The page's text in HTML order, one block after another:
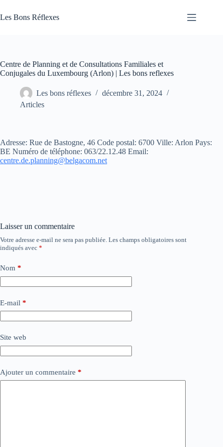
au
contenu
Les Bons Réflexes
Centre de Planning et de Consultations Familiales et
Conjugales du Luxembourg (Arlon) | Les bons reflexes
Les bons réflexes
décembre 31, 2024
Articles
Adresse: Rue de Bastogne, 46 Code postal: 6700 Ville: Arlon Pays:
BE Numéro de téléphone: 063/22.12.48 Email:
centre.de.planning@belgacom.net
Laisser un commentaire
Votre adresse e-mail ne sera pas publiée. Les champs obligatoires sont
indiqués avec *
Nom *
E-mail *
Site web
Ajouter un commentaire *